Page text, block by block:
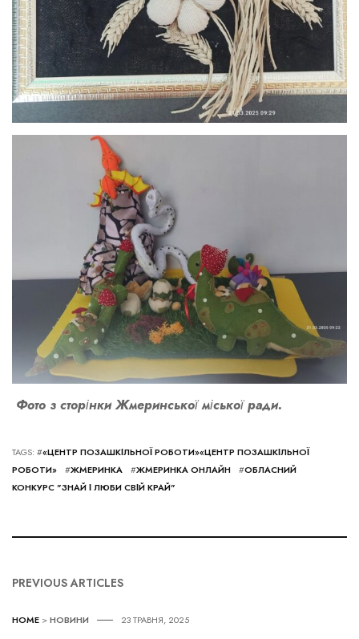
Фото з сторінки Жмеринської міської ради.
TAGS: #«ЦЕНТР ПОЗАШКІЛЬНОЇ РОБОТИ»«ЦЕНТР ПОЗАШКІЛЬНОЇ
РОБОТИ»
#ЖМЕРИНКА #ЖМЕРИНКА ОНЛАЙН #ОБЛАСНИЙ
КОНКУРС "ЗНАЙ І ЛЮБИ СВІЙ КРАЙ"
PREVIOUS ARTICLES
HOME >НОВИНИ 23 ТРАВНЯ, 2025